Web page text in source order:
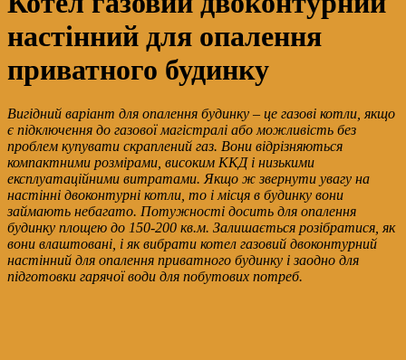
настінний для опалення
приватного будинку
Вигідний варіант для опалення будинку – це газові котли, якщо
є підключення до газової магістралі або можливість без
проблем купувати скраплений газ. Вони відрізняються
компактними розмірами, високим ККД і низькими
експлуатаційними витратами. Якщо ж звернути увагу на
настінні двоконтурні котли, то і місця в будинку вони
займають небагато. Потужності досить для опалення
будинку площею до 150-200 кв.м. Залишається розібратися, як
вони влаштовані, і як вибрати котел газовий двоконтурний
настінний для опалення приватного будинку і заодно для
підготовки гарячої води для побутових потреб.